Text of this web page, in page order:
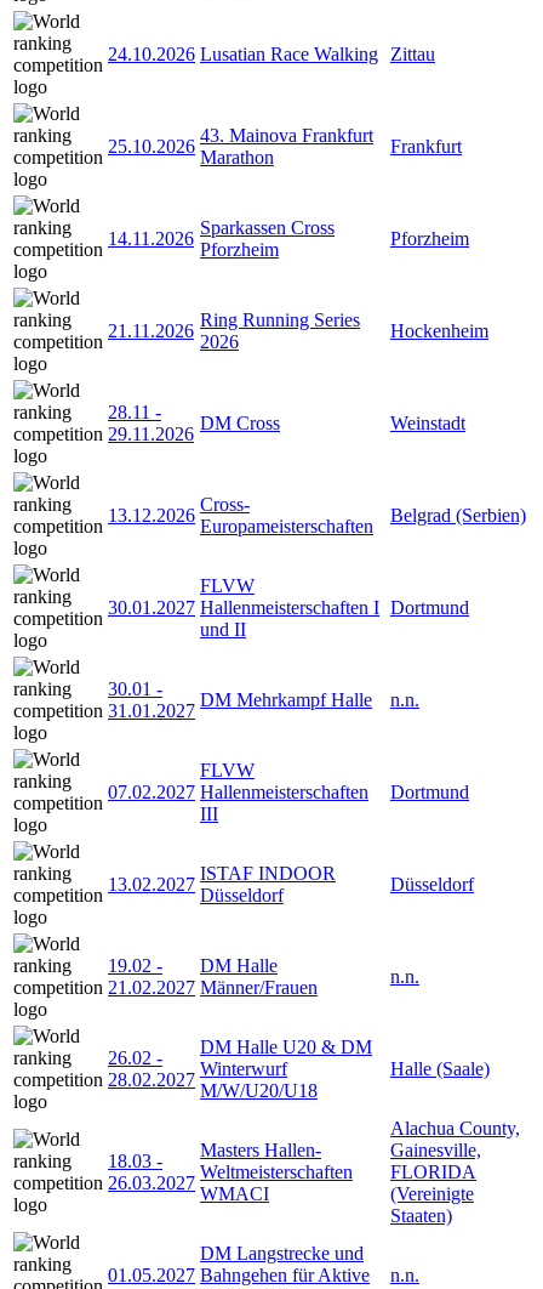
24.10.2026 Lusatian Race Walking Zittau
25.10.2026
43. Mainova Frankfurt
Marathon
Frankfurt
14.11.2026
Sparkassen Cross
Pforzheim
Pforzheim
21.11.2026
Ring Running Series
2026
Hockenheim
28.11 -
29.11.2026
DM Cross Weinstadt
13.12.2026
Cross-
Europameisterschaften
Belgrad (Serbien)
30.01.2027
FLVW
Hallenmeisterschaften I
und II
Dortmund
30.01 -
31.01.2027
DM Mehrkampf Halle n.n.
07.02.2027
FLVW
Hallenmeisterschaften
III
Dortmund
13.02.2027
ISTAF INDOOR
Düsseldorf
Düsseldorf
19.02 -
21.02.2027
DM Halle
Männer/Frauen
n.n.
26.02 -
28.02.2027
DM Halle U20 & DM
Winterwurf
M/W/U20/U18
Halle (Saale)
18.03 -
26.03.2027
Masters Hallen-
Weltmeisterschaften
WMACI
Alachua County,
Gainesville,
FLORIDA
(Vereinigte
Staaten)
01.05.2027
DM Langstrecke und
Bahngehen für Aktive
n.n.